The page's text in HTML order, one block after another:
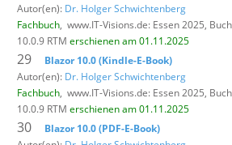
Autor(en): Dr. Holger Schwichtenberg
Fachbuch, www.IT-Visions.de: Essen 2025,
10.0.9 RTM erschienen am 01.11.2025
29
Blazor 10.0 (Kindle-E-Book)
Autor(en): Dr. Holger Schwichtenberg
Fachbuch, www.IT-Visions.de: Essen 2025,
10.0.9 RTM erschienen am 01.11.2025
30
Blazor 10.0 (PDF-E-Book)